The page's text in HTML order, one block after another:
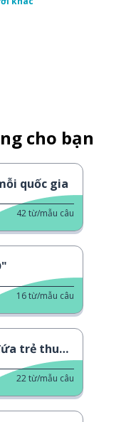
cho bạn
quốc gia
42từ/mẫu câu
16từ/mẫu câu
LGBT+
22từ/mẫu câu